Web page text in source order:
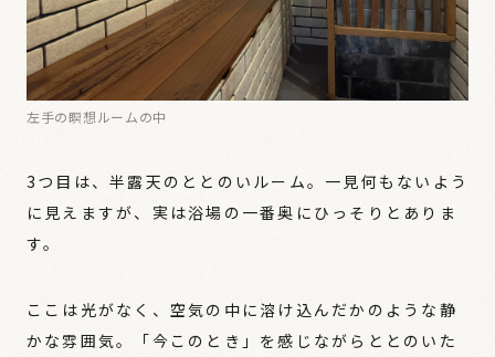
左手の瞑想ルームの中
3つ目は、半露天のととのいルーム。一見何もないよう
に見えますが、実は浴場の一番奥にひっそりとありま
す。
ここは光がなく、空気の中に溶け込んだかのような静
かな雰囲気。「今このとき」を感じながらととのいた